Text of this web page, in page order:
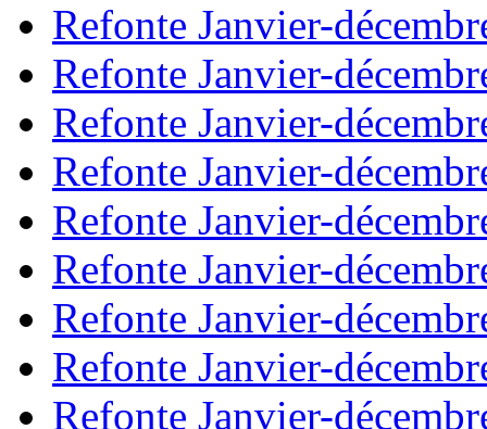
Refonte Janvier-
Refonte Janvier-
Refonte Janvier-
Refonte Janvier-
Refonte Janvier-
Refonte Janvier-
Refonte Janvier-
Refonte Janvier-
Refonte Janvier-